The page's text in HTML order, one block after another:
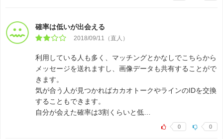
確率は低いが出会える
2018/09/11（直人）
利用している人も多く、マッチングとかなしでこちらから
メッセージを送れますし、画像データも共有することがで
きます。
気が合う人が見つかればカカオトークやラインのIDを交換
することもできます。
自分が会えた確率は3割くらいと低…
0 0